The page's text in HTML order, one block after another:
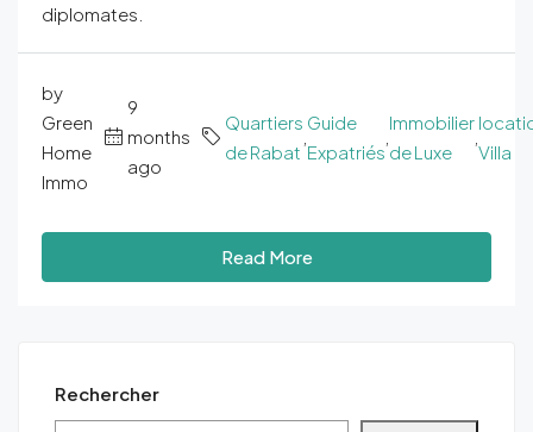
diplomates.
by
Green
Home
Immo
9
months
ago
Quartiers
de Rabat
Guide
Expatriés
Immobilier
de Luxe
Villa
Read More
Rechercher